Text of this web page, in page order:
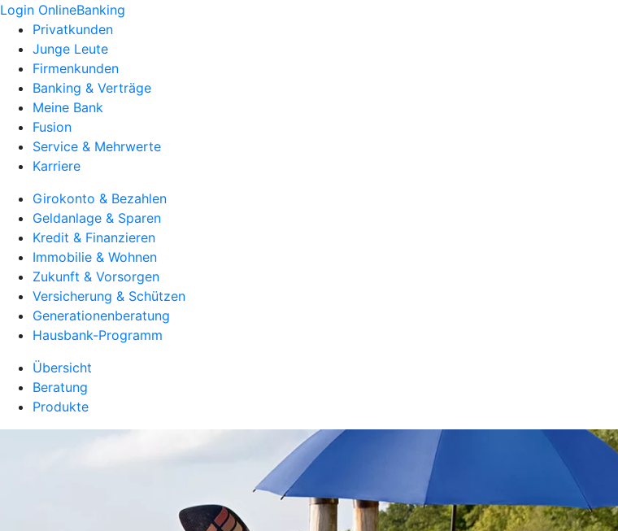
Login OnlineBanking
Privatkunden
Junge Leute
Firmenkunden
Banking & Verträge
Meine Bank
Fusion
Service & Mehrwerte
Karriere
Girokonto & Bezahlen
Geldanlage & Sparen
Kredit & Finanzieren
Immobilie & Wohnen
Zukunft & Vorsorgen
Versicherung & Schützen
Generationenberatung
Hausbank-Programm
Übersicht
Beratung
Produkte